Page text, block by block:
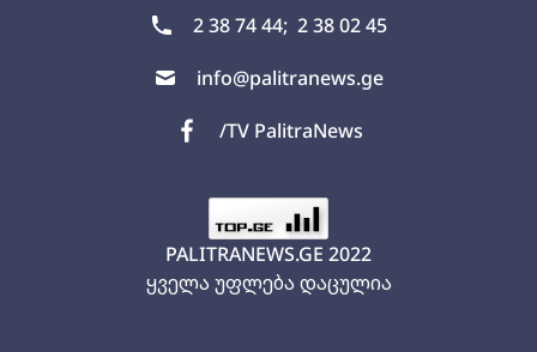
2 38 74 44; 2 38 02 45
info@palitranews.ge
/TV PalitraNews
PALITRANEWS.GE 2022
ყველა უფლება დაცულია